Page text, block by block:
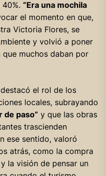
“Era una mochila
el momento en que,
Victoria Flores, se
y volvió a poner
muchos daban por
el rol de los
locales, subrayando
de paso” y que las obras
trascienden
ese sentido, valoró
atrás, como la compra
la visión de pensar un